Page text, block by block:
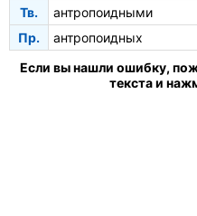
Тв.
антропоидными
Пр.
антропоидных
Если вы нашли ошибку,
текста и